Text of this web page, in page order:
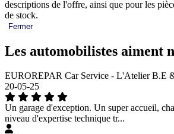
descriptions de l'offre, ainsi que pour les
de stock.
Fermer
Les automobilistes aiment
EUROREPAR Car Service - L'Atelier B.E
20-05-25
Un garage d'exception. Un super accueil,
niveau d'expertise technique tr...